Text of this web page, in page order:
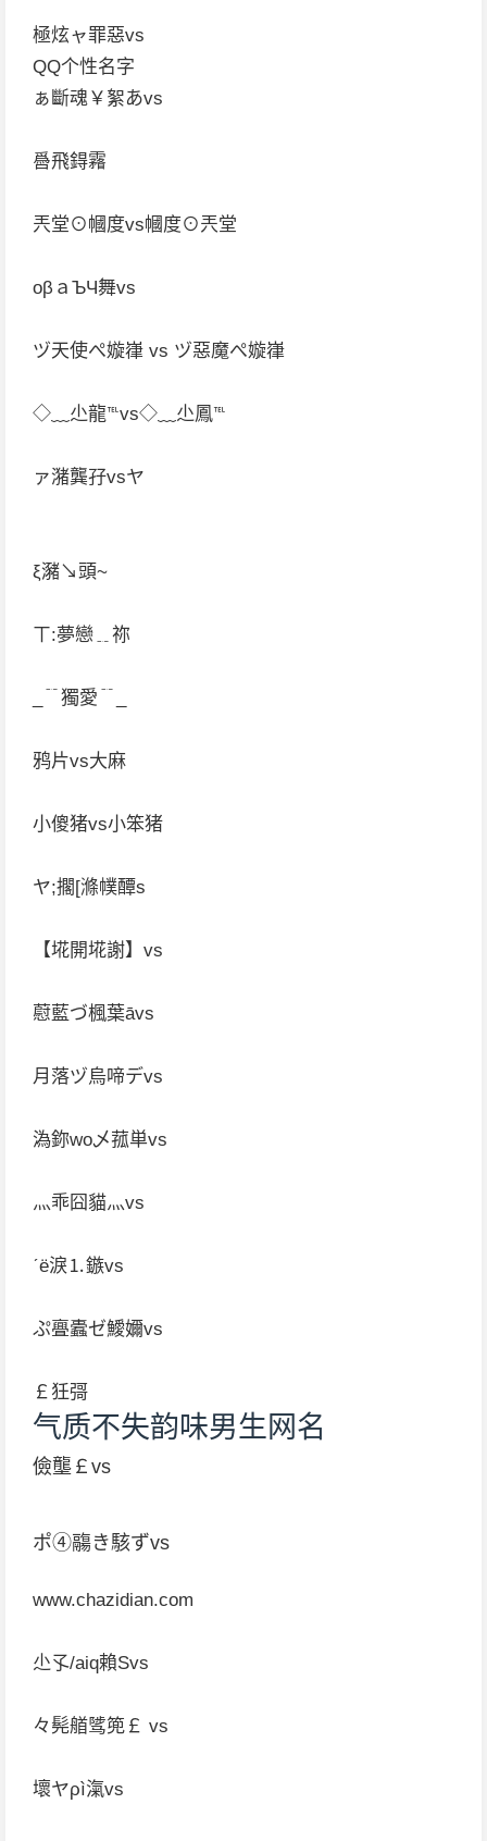
極炫ャ罪惡vs
QQ个性名字
ぁ斷魂￥絮あvs
噕飛鍀霿
兲堂⊙幗度vs幗度⊙兲堂
oβａЪЧ舞vs
ヅ天使ぺ嫙嵂 vs ヅ惡魔ぺ嫙嵂
◇﹏尐龍℡vs◇﹏尐鳳℡
ァ潴龔孖vsヤ
ξ瀦↘頭~
ㄒ:夢戀﹎祢
_﹊獨愛﹊_
鸦片vs大麻
小傻猪vs小笨猪
ヤ;擱[滌幞醰s
【埖開埖謝】vs
藯藍づ楓葉āvs
月落ヅ烏啼デvs
溈鉨wo乄菰単vs
灬乖囧貓灬vs
ˊё淚⒈鏃vs
ぷ亹蠹ゼ鱫嬭vs
￡狅彁
气质不失韵味男生网名
儉壟￡vs
ポ④鬺き駭ずvs
www.chazidian.com
尐孓/aiq賴Svs
々髡艏骘篼￡ vs
壞ヤρì滊vs